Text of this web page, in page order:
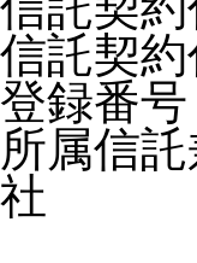
信託契
登録番
所属信
社